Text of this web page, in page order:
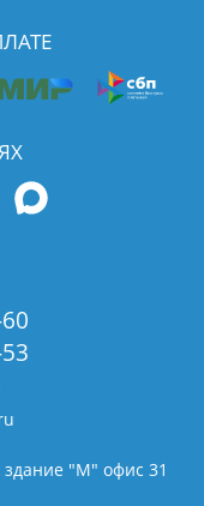
здание "М" офис 31